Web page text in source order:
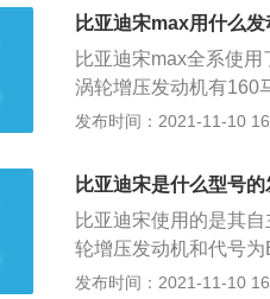
生产的一款紧凑型suv
9款，售价区间为8.98
寸方面，比亚迪宋pro
o全系搭载了一款1.5
比亚迪宋pro全系使用
pro为前置前驱。
比亚迪宋max用什么发
比亚迪宋max全系使
涡轮增压发动机有160
钟时输出最大功率，
合变速箱。比亚迪宋
都是比较大的。比亚
米，轴距为2785毫米
消费者的欢迎。比亚迪
比是比较高的。mpv车
发布时间：2021-11-10
比亚迪宋是什么型号
比亚迪宋使用的是其
轮增压发动机和代号
有中国风，谁看见都
发布时间：2021-11-10